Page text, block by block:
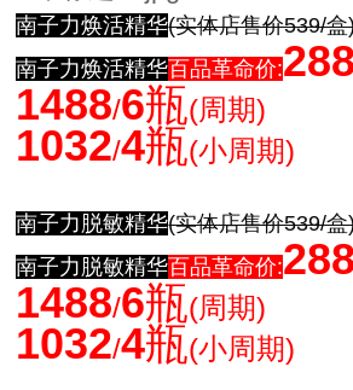
南子力焕活精华(实体店售价539/盒
南子力焕活精华百品革命价:
1488/6瓶(周期)
1032/4瓶(小周期)
南子力脱敏精华(实体店售价539/盒
南子力脱敏精华百品革命价:
1488/6瓶(周期)
1032/4瓶(小周期)